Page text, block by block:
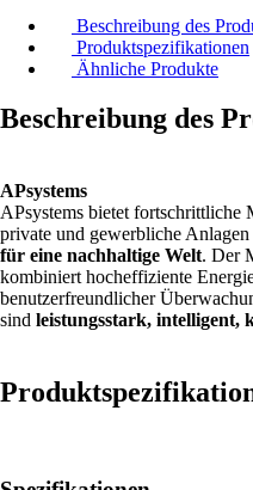
Beschreibung des
Produktspezifikationen
Ähnliche Produkte
Beschreibung des
APsystems
APsystems bietet
private und gewerbliche
für eine nachhaltige Welt. Der
kombiniert hocheffiziente
benutzerfreundlicher
sind leistungsstark, intelligent,